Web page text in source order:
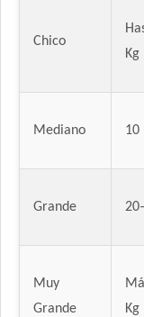
Chico
Kg
Mediano 10
Grande
Muy
Grande
Kg